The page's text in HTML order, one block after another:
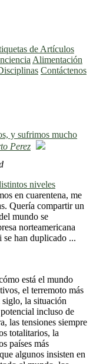
de Artículos
Alimentación
Contáctenos
y sufrimos mucho
Perez
niveles
en cuarentena, me
Quería compartir un
mundo se
norteamericana
se han duplicado ...
está el mundo
el terremoto más
la situación
incluso de
las tensiones siempre
totalitarios, la
países más
algunos insisten en